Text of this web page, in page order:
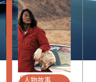
車
款
情
報
Ferrari
R
E
L
A
T
E
D
P
O人物故事